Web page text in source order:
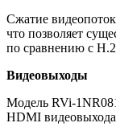
Сжатие
что позволяет
по сравнению с
Видеовыходы
Модель RVi-
HDMI